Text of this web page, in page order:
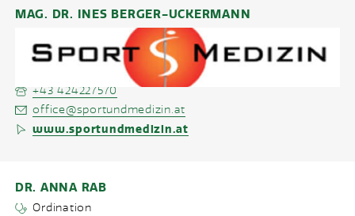
MAG. DR. INES BERGER-UCKERMANN
Keine Kassen
,9500
Villach
+43 424227570
office@sportundmedizin.at
www.sportundmedizin.at
DR. ANNA RAB
Ordination